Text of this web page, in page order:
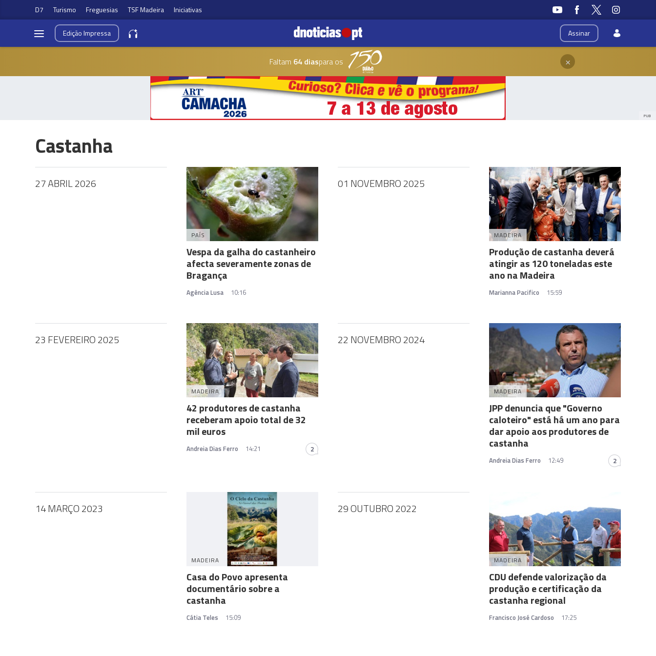
D7 Turismo Freguesias TSF Madeira Iniciativas
Assinar
EdiçãoImpressa
Faltam 64 diaspara os ×
PUB
Castanha
27 ABRIL 2026
PAÍS
Vespa da galha do castanheiro
afecta severamente zonas de
Bragança
Agência Lusa 10:16
01 NOVEMBRO 2025
MADEIRA
Produção de castanha deverá
atingir as 120 toneladas este
ano na Madeira
Marianna Pacifico 15:59
23 FEVEREIRO 2025
MADEIRA
42 produtores de castanha
receberam apoio total de 32
mil euros
Andreia Dias Ferro 14:21 2
22 NOVEMBRO 2024
MADEIRA
JPP denuncia que "Governo
caloteiro" está há um ano para
dar apoio aos produtores de
castanha
Andreia Dias Ferro 12:49 2
14 MARÇO 2023
MADEIRA
Casa do Povo apresenta
documentário sobre a
castanha
Cátia Teles 15:09
29 OUTUBRO 2022
MADEIRA
CDU defende valorização da
produção e certificação da
castanha regional
Francisco José Cardoso 17:25